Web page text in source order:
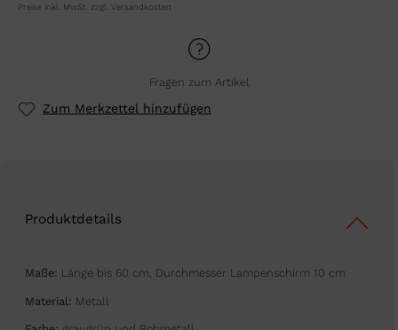
Preise inkl. MwSt. zzgl. Versandkosten
Fragen zum Artikel
Zum Merkzettel hinzufügen
Produktdetails
Maße: Länge bis 60 cm, Durchmesser Lampenschirm 10 cm
Material: Metall